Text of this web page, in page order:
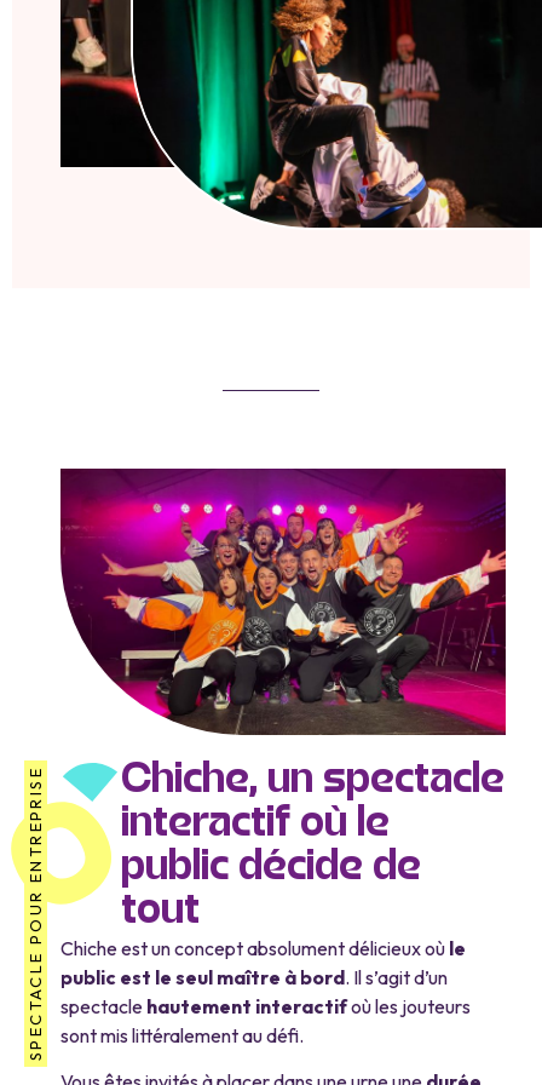
SPECTACLE POUR ENTREPRISE
Chiche, un spectacle
interactif où le
public décide de
tout
Chiche est un concept absolument délicieux où le
public est le seul maître à bord. Il s’agit d’un
spectacle hautement interactifoù les jouteurs
sont mis littéralement au défi.